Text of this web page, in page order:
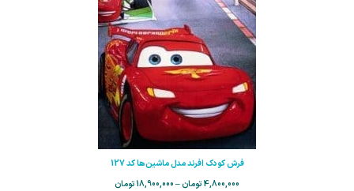
فرش کودک افرند مدل ماشین‌ها کد 127
4,800,000تومان–
18,900,000تومان